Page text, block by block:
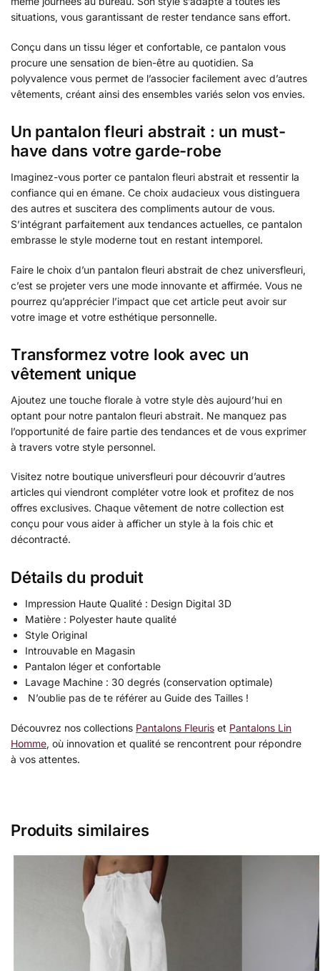
situations, vous garantissant de rester tendance sans effort.
Conçu dans un tissu léger et confortable, ce pantalon vous
procure une sensation de bien-être au quotidien. Sa
polyvalence vous permet de l’associer facilement avec d’autres
vêtements, créant ainsi des ensembles variés selon vos envies.
Un pantalon fleuri abstrait : un must-
have dans votre garde-robe
Imaginez-vous porter ce pantalon fleuri abstrait et ressentir la
confiance qui en émane. Ce choix audacieux vous distinguera
des autres et suscitera des compliments autour de vous.
S’intégrant parfaitement aux tendances actuelles, ce pantalon
embrasse le style moderne tout en restant intemporel.
Faire le choix d’un pantalon fleuri abstrait de chez universfleuri,
c’est se projeter vers une mode innovante et affirmée. Vous ne
pourrez qu’apprécier l’impact que cet article peut avoir sur
votre image et votre esthétique personnelle.
Transformez votre look avec un
vêtement unique
Ajoutez une touche florale à votre style dès aujourd’hui en
optant pour notre pantalon fleuri abstrait. Ne manquez pas
l’opportunité de faire partie des tendances et de vous exprimer
à travers votre style personnel.
Visitez notre boutique universfleuri pour découvrir d’autres
articles qui viendront compléter votre look et profitez de nos
offres exclusives. Chaque vêtement de notre collection est
conçu pour vous aider à afficher un style à la fois chic et
décontracté.
Détails du produit
Impression Haute Qualité : Design Digital 3D
Matière : Polyester haute qualité
Style Original
Introuvable en Magasin
Pantalon léger et confortable
Lavage Machine : 30 degrés (conservation optimale)
N’oublie pas de te référer au Guide des Tailles !
Découvrez nos collections Pantalons Fleuris et Pantalons Lin
Homme, où innovation et qualité se rencontrent pour répondre
à vos attentes.
Produits similaires